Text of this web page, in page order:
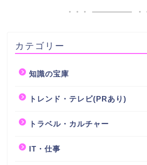
カテゴリー
知識の宝庫
トレンド・テレビ(PRあり)
トラベル・カルチャー
IT・仕事